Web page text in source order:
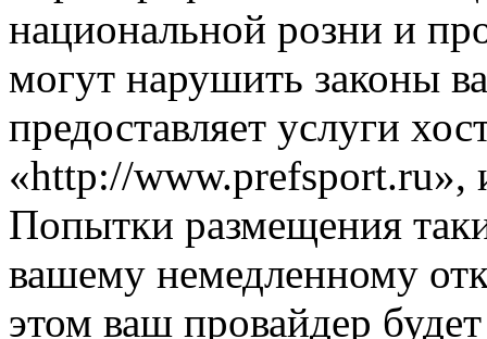
национальной розни и
могут нарушить законы
предоставляет услуги
«http://www.prefsport.ru»,
Попытки размещения
вашему немедленному
этом ваш провайдер